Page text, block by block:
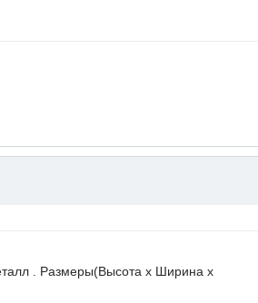
. Размеры(Высота х Ширина х